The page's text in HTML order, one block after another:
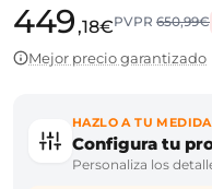
449,18€PVPR650,99€
Mejor precio garantizado
HAZLO A TU MEDIDA
Configura tu
Personaliza los